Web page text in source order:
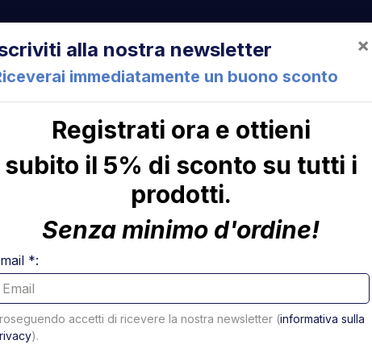
Cesena (FC) Italia
alla nostra newsletter
immediatamente un buono sconto
×
Registrati ora e ottieni
subito il 5% di sconto su tutti i
prodotti.
Senza minimo d'ordine!
*:
accetti di ricevere la nostra newsletter (informativa sulla
).